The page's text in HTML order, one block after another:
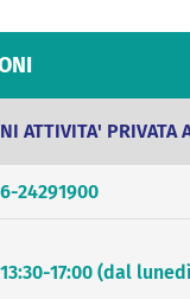
ATTIVITA' PRIVATA
24291900
17:00 (dal